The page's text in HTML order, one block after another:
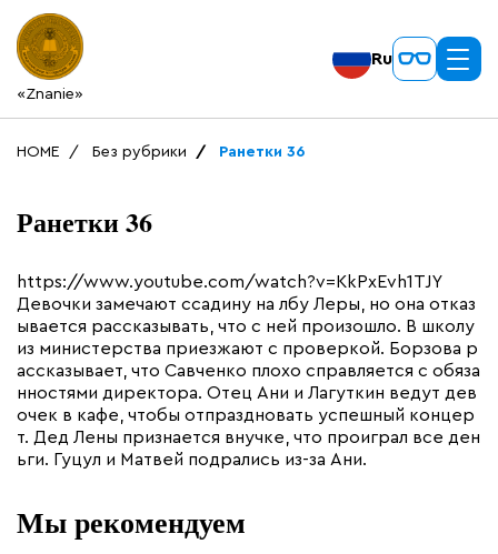
«Znanie»
Ru
HOME Без рубрики Ранетки 36
Ранетки 36
https://www.youtube.com/watch?v=KkPxEvh1TJY
Девочки замечают ссадину на лбу Леры, но она отказ
ывается рассказывать, что с ней произошло. В школу
из министерства приезжают с проверкой. Борзова р
ассказывает, что Савченко плохо справляется с обяза
нностями директора. Отец Ани и Лагуткин ведут дев
очек в кафе, чтобы отпраздновать успешный концер
т. Дед Лены признается внучке, что проиграл все ден
ьги. Гуцул и Матвей подрались из-за Ани.
Мы рекомендуем